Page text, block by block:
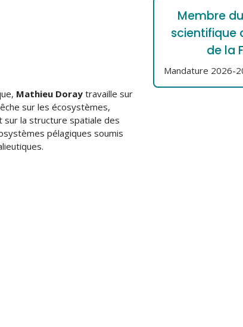
Mathieu Doray travaille sur
sur les écosystèmes,
sur la structure spatiale des
pélagiques soumis
Membre
scientifique
de la
Mandature 2026-